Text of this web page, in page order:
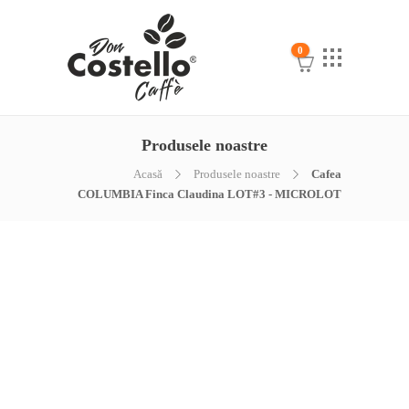
0
Produsele noastre
Acasă Produsele noastre
Cafea
COLUMBIA Finca Claudina LOT#3 - MICROLOT